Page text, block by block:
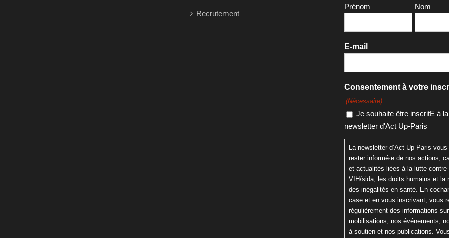
Recrutement
Prénom
Nom
E-mail
Consentement à votre
(Nécessaire)
Je souhaite être inscritE à la
newsletter d'Act Up-Paris
La newsletter d’Act Up-Paris
rester informé·e de nos actions,
et actualités liées à la lutte contre
VIH/sida, les droits humains et la
des inégalités en santé. En
case et en vous inscrivant, vous
régulièrement des informations
mobilisations, nos événements,
à soutien et nos publications.